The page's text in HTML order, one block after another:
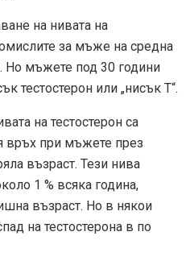
на нивата на
за мъже на средна
Но мъжете под 30 години
тестостерон или „нисък Т“.
на тестостерон са
връх при мъжете през
възраст. Тези нива
1 % всяка година,
възраст. Но в някои
на тестостерона в по